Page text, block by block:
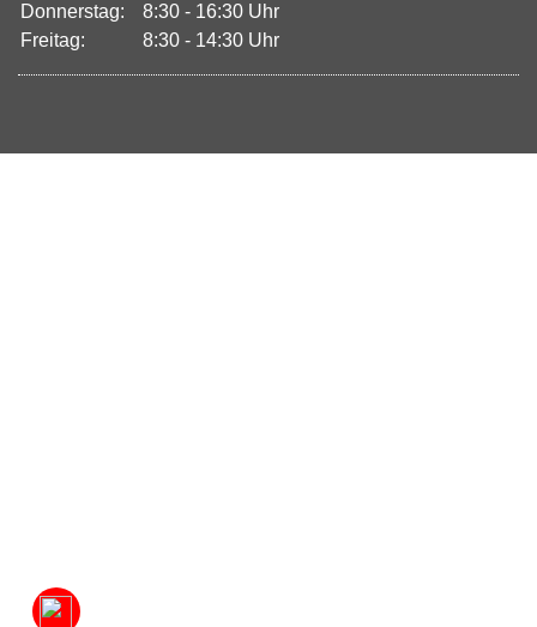
Donnerstag:
8:30 - 16:30 Uhr
Freitag:
8:30 - 14:30 Uhr